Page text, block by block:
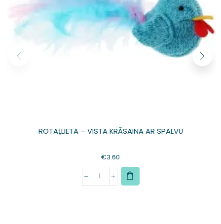
ROTAĻLIETA – VISTA KRĀSAINA AR SPALVU
€3.60